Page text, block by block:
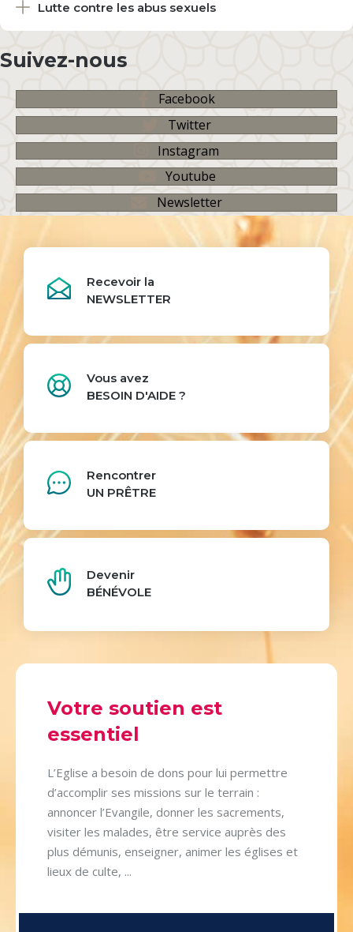
Lutte contre les abus sexuels
Suivez-nous
Facebook
Twitter
Instagram
Youtube
Newsletter
Recevoir la
NEWSLETTER
Vous avez
BESOIN D'AIDE ?
Rencontrer
UN PRÊTRE
Devenir
BÉNÉVOLE
Votre soutien est
essentiel
L’Eglise a besoin de dons pour lui permettre
d’accomplir ses missions sur le terrain :
annoncer l’Evangile, donner les sacrements,
visiter les malades, être service auprès des
plus démunis, enseigner, animer les églises et
lieux de culte, ...